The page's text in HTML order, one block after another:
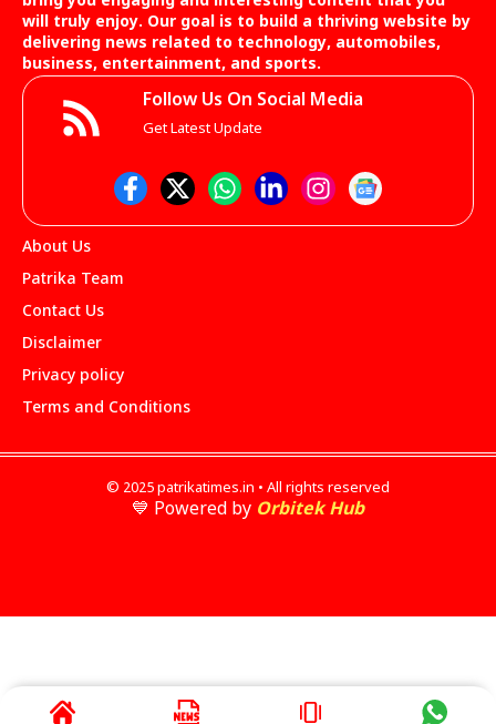
will truly enjoy. Our goal is to build a thriving website by
delivering news related to technology, automobiles,
business, entertainment, and sports.
Follow Us On Social Media
Get Latest Update
About Us
Patrika Team
Contact Us
Disclaimer
Privacy policy
Terms and Conditions
© 2025 patrikatimes.in • All rights reserved
💙 Powered by Orbitek Hub